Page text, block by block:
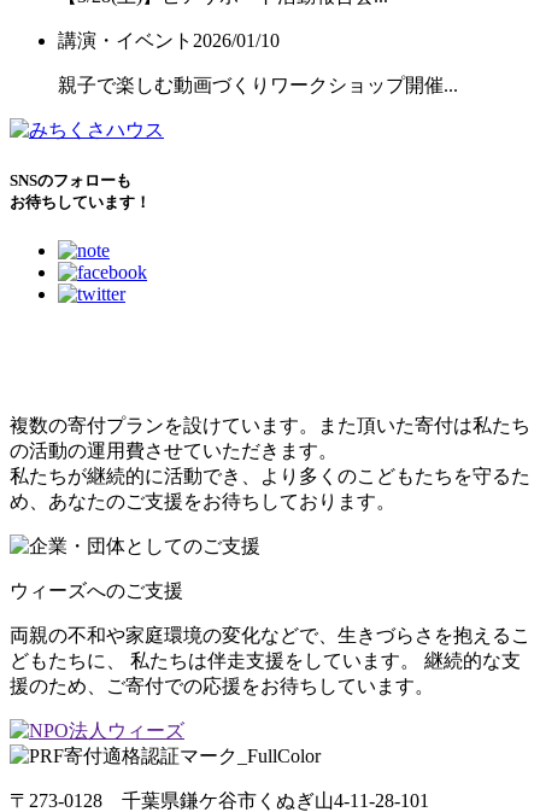
講演・イベント 2026/01/10
親子で楽しむ動画づくりワークショップ開催...
SNSのフォローも
お待ちしています！
複数の寄付プランを設けています。また頂いた寄付は私たち
の活動の運用費させていただきます。
私たちが継続的に活動でき、より多くのこどもたちを守るた
め、あなたのご支援をお待ちしております。
ウィーズへのご支援
両親の不和や家庭環境の変化などで、生きづらさを抱えるこ
どもたちに、 私たちは伴走支援をしています。 継続的な支
援のため、ご寄付での応援をお待ちしています。
〒273-0128 千葉県鎌ケ谷市くぬぎ山4-11-28-101